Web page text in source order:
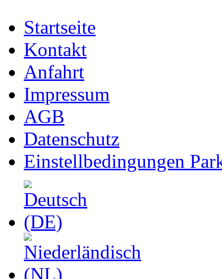
Startseite
Kontakt
Anfahrt
Impressum
AGB
Datenschutz
Einstellbedingungen